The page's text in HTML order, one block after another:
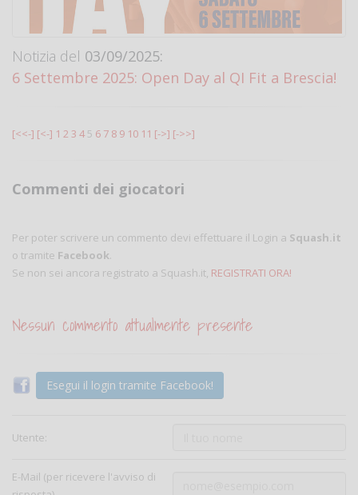
Notizia del 03/09/2025:
6 Settembre 2025: Open Day al QI Fit a Brescia!
[<<-] [<-] 1 2 3 4 5 6 7 8 9 10 11 [->] [->>]
Commenti dei giocatori
Per poter scrivere un commento devi effettuare il Login a Squash.it
o tramite Facebook.
Se non sei ancora registrato a Squash.it, REGISTRATI ORA!
Nessun commento attualmente presente
Esegui il login tramite Facebook!
Utente:
E-Mail (per ricevere l'avviso di